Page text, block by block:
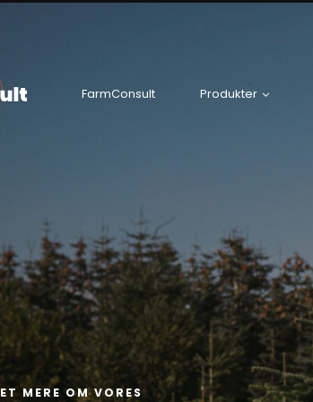
FarmConsult Produkter
ET M ERE OM VOR ES